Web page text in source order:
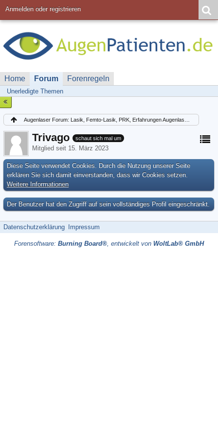
Anmelden oder registrieren
Home Forum Forenregeln
Unerledigte Themen
Augenlaser Forum: Lasik, Femto-Lasik, PRK, Erfahrungen Augenlasern Lasek
Trivago schaut sich mal um
Mitglied seit 15. März 2023
Diese Seite verwendet Cookies. Durch die Nutzung unserer Seite
erklären Sie sich damit einverstanden, dass wir Cookies setzen.
Weitere Informationen
Der Benutzer hat den Zugriff auf sein vollständiges Profil eingeschränkt.
Datenschutzerklärung Impressum
Forensoftware: Burning Board® , entwickelt von WoltLab® GmbH